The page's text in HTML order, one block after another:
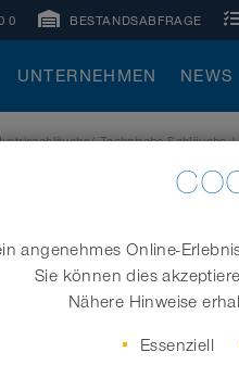
0 BESTANDSABFRAGE
UNTERNEHMEN NEWS
Technische Schläuche |
angenehmes Online-
Sie können dies
Nähere Hinweise
Essenziell